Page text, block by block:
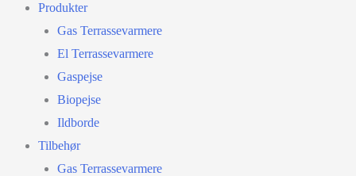
Produkter
Gas Terrassevarmere
El Terrassevarmere
Gaspejse
Biopejse
Ildborde
Tilbehør
Gas Terrassevarmere